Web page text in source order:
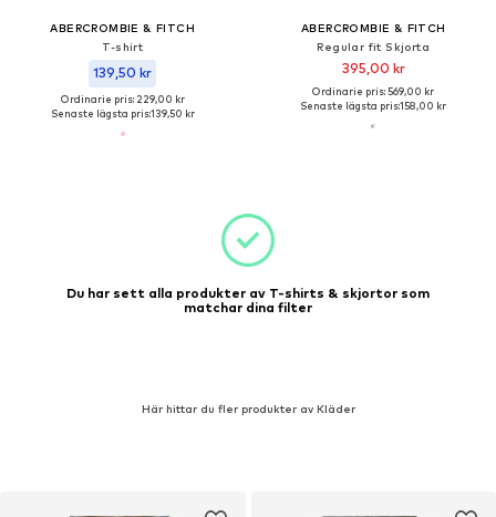
ABERCROMBIE & FITCH
T-shirt
139,50 kr
Ordinarie pris: 229,00 kr
Senaste lägsta pris:139,50 kr
ABERCROMBIE & FITCH
Regular fit Skjorta
395,00 kr
Ordinarie pris: 569,00 kr
Senaste lägsta pris:158,00 kr
Du har sett alla produkter av T-shirts & skjortor som
matchar dina filter
Här hittar du fler produkter av Kläder